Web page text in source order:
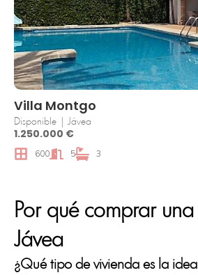
Villa Montgo
Disponible | Jávea
1.250.000 €
600 5 3
Por qué comprar
Jávea
¿Qué tipo de vivienda es la